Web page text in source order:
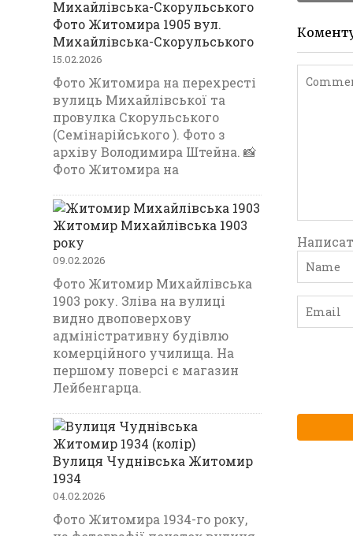
Фото Житомира 1905 вул.
Михайлівська-Скорульського
15.02.2026
Фото Житомира на перехресті
вулиць Михайлівської та
провулка Скорульського
(Семінарійського ). Фото з
архіву Володимира Штейна. 📸
Фото Житомира на
Житомир Михайлівська 1903
року
09.02.2026
Фото Житомир Михайлівська
1903 року. Зліва на вулиці
видно двоповерхову
адміністративну будівлю
комерційного училища. На
першому поверсі є магазин
Лейбенгарца.
Вулиця Чуднівська Житомир
1934
04.02.2026
Фото Житомира 1934-го року,